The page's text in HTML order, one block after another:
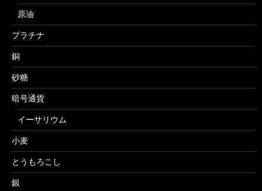
原油
プラチナ
銅
砂糖
暗号通貨
イーサリウム
小麦
とうもろこし
銀